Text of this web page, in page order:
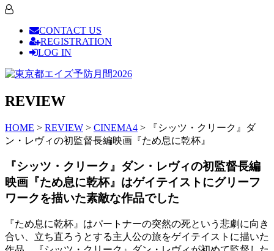
CONTACT US
REGISTRATION
LOG IN
REVIEW
HOME > REVIEW > CINEMA4 > 『シッツ・クリーク』ダ
ン・レヴィの初監督長編映画『ため息に乾杯』
『シッツ・クリーク』ダン・レヴィの初監督長編
映画『ため息に乾杯』はゲイテイストにグリーフ
ワークを描いた素敵な作品でした
『ため息に乾杯』はパートナーの突然の死という悲劇に向き
合い、立ち直ろうとする主人公の旅をゲイテイストに描いた